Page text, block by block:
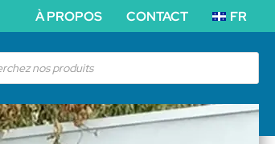
À PROPOS CONTACT FR